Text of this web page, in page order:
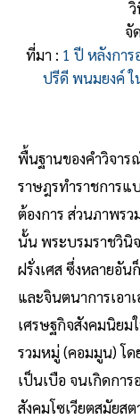
จั
ที่มา : 1 ปี หลังกา
ปรีดี พนมยงค์ ใ
พื้นฐานของคำวิจาร
ราษฎรทำราชการ
ต้องการ ส่วนภาพร
นั้น พระบรมราชวินิ
ฝรั่งเศส ซึ่งหลายอั
และจินตนาการเอา
เศรษฐกิจสังคมนิยม
รวมหมู่ (คอมมูน) โด
เป็นเบือ จนเกิดกา
สังคมโซเวียตสมัยส